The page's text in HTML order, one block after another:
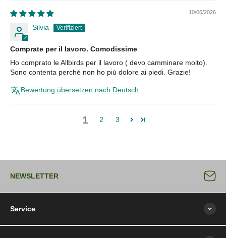
10/06/2026
Silvia
Comprate per il lavoro. Comodissime
Ho comprato le Allbirds per il lavoro ( devo camminare molto).
Sono contenta perché non ho più dolore ai piedi. Grazie!
Bewertung übersetzen nach Deutsch
1 2 3
NEWSLETTER
Service